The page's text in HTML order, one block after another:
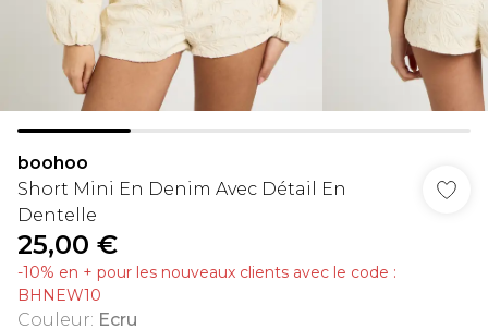
boohoo
Short Mini En Denim Avec Détail En
Dentelle
25,00 €
-10% en + pour les nouveaux clients avec le code :
BHNEW10
Couleur: Ecru